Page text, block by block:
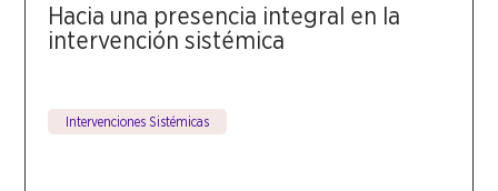
Hacia una presencia integral en la
intervención sistémica
Intervenciones Sistémicas